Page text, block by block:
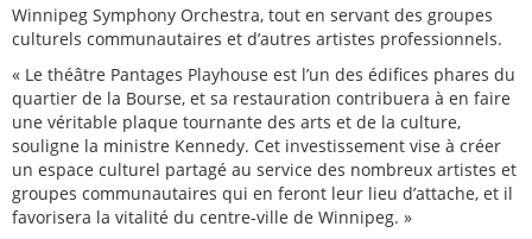
Winnipeg Symphony Orchestra, tout en servant des groupes
culturels communautaires et d’autres artistes professionnels.
« Le théâtre Pantages Playhouse est l’un des édifices phares du
quartier de la Bourse, et sa restauration contribuera à en faire
une véritable plaque tournante des arts et de la culture,
souligne la ministre Kennedy. Cet investissement vise à créer
un espace culturel partagé au service des nombreux artistes et
groupes communautaires qui en feront leur lieu d’attache, et il
favorisera la vitalité du centre-ville de Winnipeg. »